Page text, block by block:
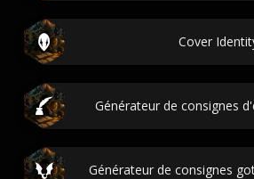
Cover
Générateur de consignes
Générateur de consignes